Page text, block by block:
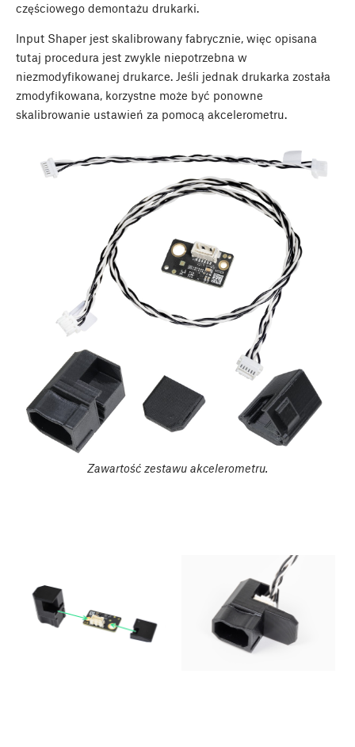
częściowego demontażu drukarki.
Input Shaper jest skalibrowany fabrycznie, więc opisana
tutaj procedura jest zwykle niepotrzebna w
niezmodyfikowanej drukarce. Jeśli jednak drukarka została
zmodyfikowana, korzystne może być ponowne
skalibrowanie ustawień za pomocą akcelerometru.
Zawartość zestawu akcelerometru.